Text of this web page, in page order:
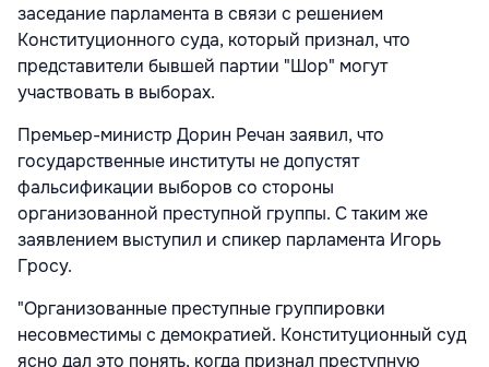
заседание парламента в связи с решением
Конституционного суда, который признал, что
представители бывшей партии "Шор" могут
участвовать в выборах.
Премьер-министр Дорин Речан заявил, что
государственные институты не допустят
фальсификации выборов со стороны
организованной преступной группы. С таким же
заявлением выступил и спикер парламента Игорь
Гросу.
"Организованные преступные группировки
несовместимы с демократией. Конституционный суд
ясно дал это понять, когда признал преступную